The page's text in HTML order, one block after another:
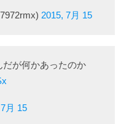
2015, 7月 15
が何かあったのか
月 15